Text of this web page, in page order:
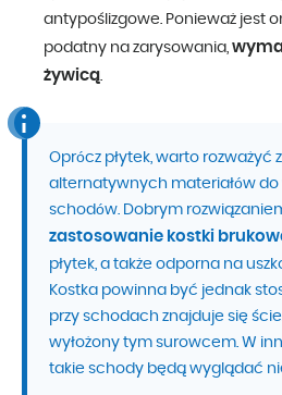
antypoślizgowe. Ponieważ jest
podatny na zarysowania,
żywicą
Oprócz płytek, warto rozważyć
alternatywnych materiałów
schodów. Dobrym
zastosowanie kostki
płytek, a także odporna na
Kostka powinna być jednak
przy schodach znajduje się
wyłożony tym surowcem. W
takie schody będą wyglądać